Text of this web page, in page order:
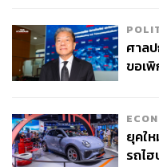
ศาล
ขอเ
ยุคใ
รถไ